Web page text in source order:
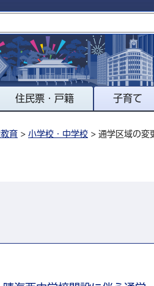
住民票・戸籍 子育て
育 > 小学校・中学校 > 通学区域の変